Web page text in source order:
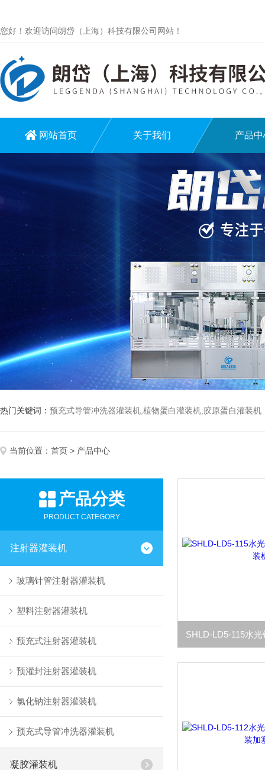
您好！欢迎访问朗岱（上海）科技有限公司网站！
网站首页 关于我们 产品中
热门关键词： 预充式导管冲洗器灌装机,植物蛋白灌装机,胶原蛋白灌装机
当前位置： 首页 > 产品中心
产品分类
PRODUCT CATEGORY
注射器灌装机
玻璃针管注射器灌装机
塑料注射器灌装机
预充式注射器灌装机
预灌封注射器灌装机
氯化钠注射器灌装机
预充式导管冲洗器灌装机
凝胶灌装机